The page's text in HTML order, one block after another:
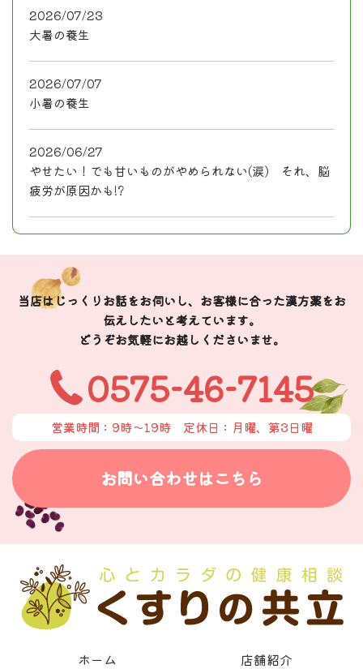
2026/07/23
大暑の養生
2026/07/07
小暑の養生
2026/06/27
やせたい！でも甘いものがやめられない(涙) それ、脳
疲労が原因かも!?
当店はじっくりお話をお伺いし、お客様に合った漢方薬をお
伝えしたいと考えています。
どうぞお気軽にお越しくださいませ。
0575-46-7145
営業時間：9時〜19時 定休日：月曜、第3日曜
お問い合わせはこちら
ホーム 店舗紹介